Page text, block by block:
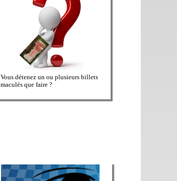
Vous détenez un ou plusieurs billets
maculés que faire ?